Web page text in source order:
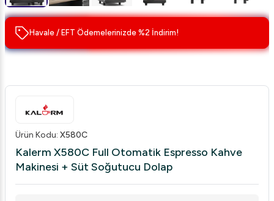
Havale / EFT Ödemelerinizde %2 İndirim!
Ürün Kodu: X580C
Kalerm X580C Full Otomatik Espresso Kahve
Makinesi + Süt Soğutucu Dolap